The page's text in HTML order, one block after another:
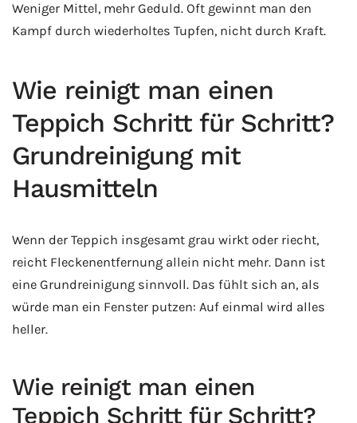
Weniger Mittel, mehr Geduld. Oft gewinnt man den
Kampf durch wiederholtes Tupfen, nicht durch Kraft.
Wie reinigt man einen
Teppich Schritt für Schritt?
Grundreinigung mit
Hausmitteln
Wenn der Teppich insgesamt grau wirkt oder riecht,
reicht Fleckenentfernung allein nicht mehr. Dann ist
eine Grundreinigung sinnvoll. Das fühlt sich an, als
würde man ein Fenster putzen: Auf einmal wird alles
heller.
Wie reinigt man einen
Teppich Schritt für Schritt?